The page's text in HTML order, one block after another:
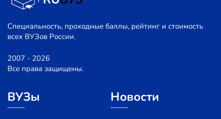
Специальность, проходные баллы, рейтинг и стоимость
всех ВУЗов России.
2007 - 2026
Все права защищены.
ВУЗы Новости